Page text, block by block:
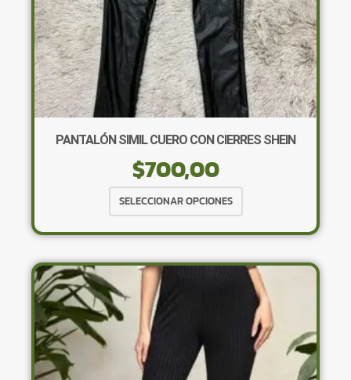
PANTALÓN SIMIL CUERO CON CIERRES SHEIN
$700,00
SELECCIONAR OPCIONES
producto
tiene
variantes.
Las
opciones
se
pueden
elegir